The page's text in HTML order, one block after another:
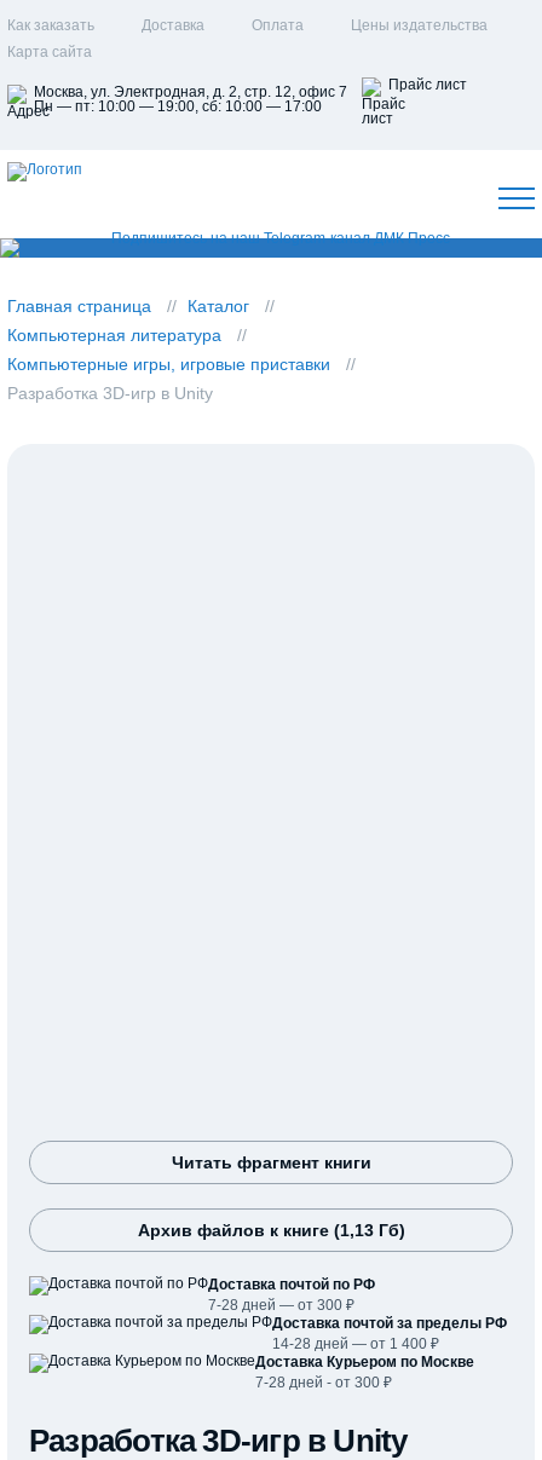
Как заказать Доставка Оплата
Цены издательства
Карта сайта
Москва, ул. Электродная, д. 2, стр. 12, офис 7
Пн — пт: 10:00 — 19:00, сб: 10:00 — 17:00
Прайс лист
Главная страница
Каталог
Компьютерная литература
Компьютерные игры, игровые приставки
Разработка 3D-игр в Unity
Читать фрагмент книги
Архив файлов к книге (1,13 Гб)
Доставка почтой по РФ
7-28 дней — от 300 ₽
Доставка почтой за пределы РФ
14-28 дней — от 1 400 ₽
Доставка Курьером по Москве
7-28 дней - от 300 ₽
Разработка 3D-игр в Unity